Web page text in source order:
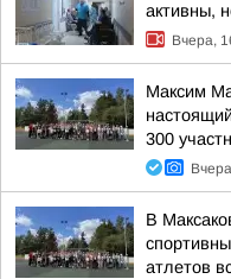
активны,
Вчера,
Максим
300
В
атлетов